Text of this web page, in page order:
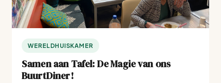
WERELDHUISKAMER
Samen aan Tafel: De Magie van ons
BuurtDiner!